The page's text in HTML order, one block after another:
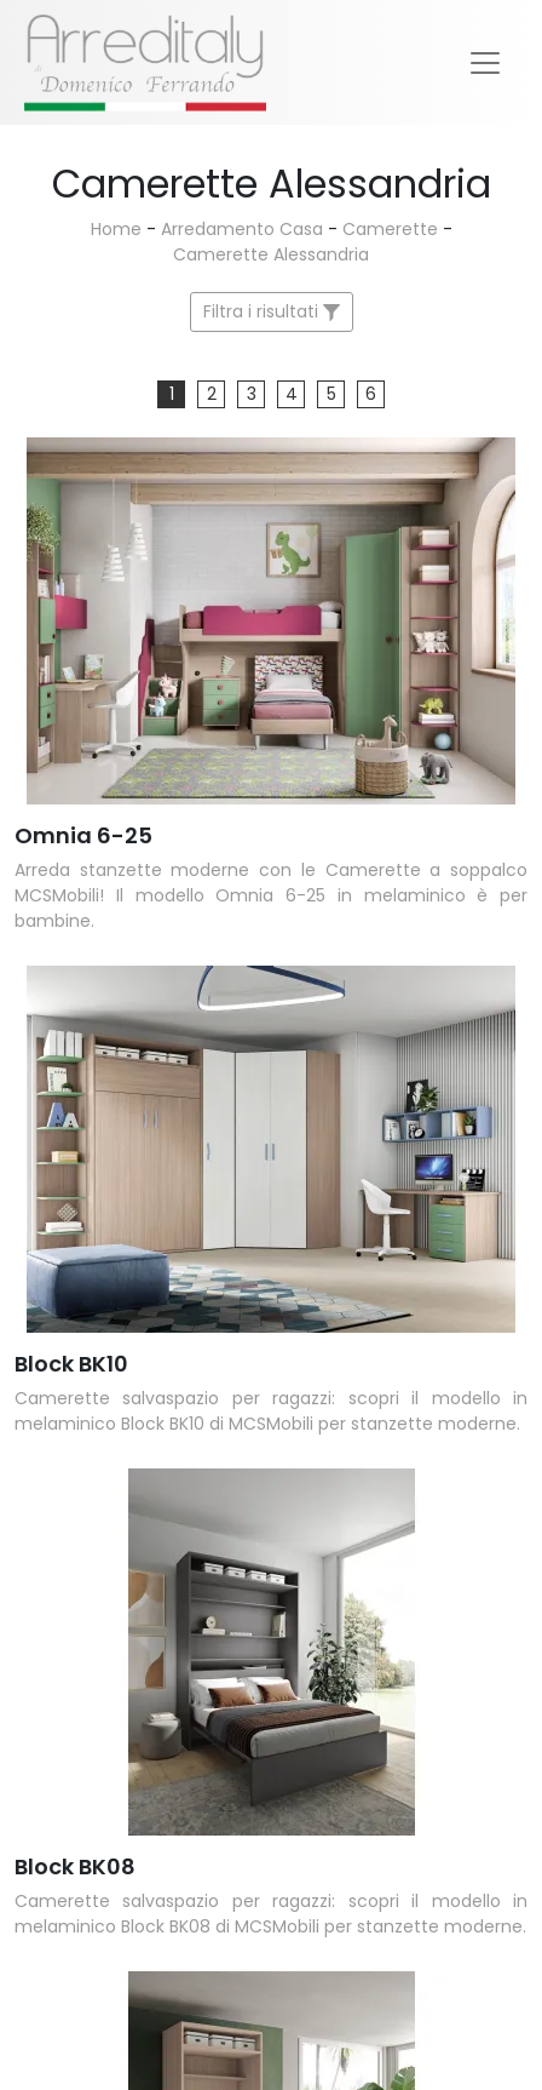
Camerette Alessandria
Home - Arredamento Casa - Camerette -
Camerette Alessandria
Filtra i risultati
1 2 3 4 5 6
Omnia 6-25
Arreda stanzette moderne con le Camerette a soppalco
MCSMobili! Il modello Omnia 6-25 in melaminico è per
bambine.
Block BK10
Camerette salvaspazio per ragazzi: scopri il modello in
melaminico Block BK10 di MCSMobili per stanzette moderne.
Block BK08
Camerette salvaspazio per ragazzi: scopri il modello in
melaminico Block BK08 di MCSMobili per stanzette moderne.